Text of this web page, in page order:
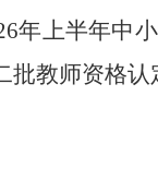
年上半年中
批教师资格